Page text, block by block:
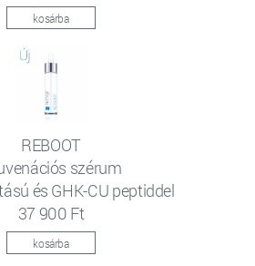
kosárba
REBOOT
szérum
és GHK-CU peptiddel
37 900 Ft
kosárba